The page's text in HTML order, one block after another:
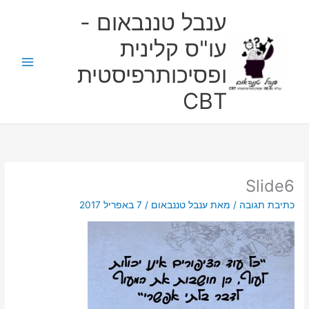
ענבל טננבאום -
עו"ס קלינית
ופסיכותרפיסטית
CBT
Slide6
כתיבת תגובה / מאתענבל טננבאום/ 7 באפריל 2017